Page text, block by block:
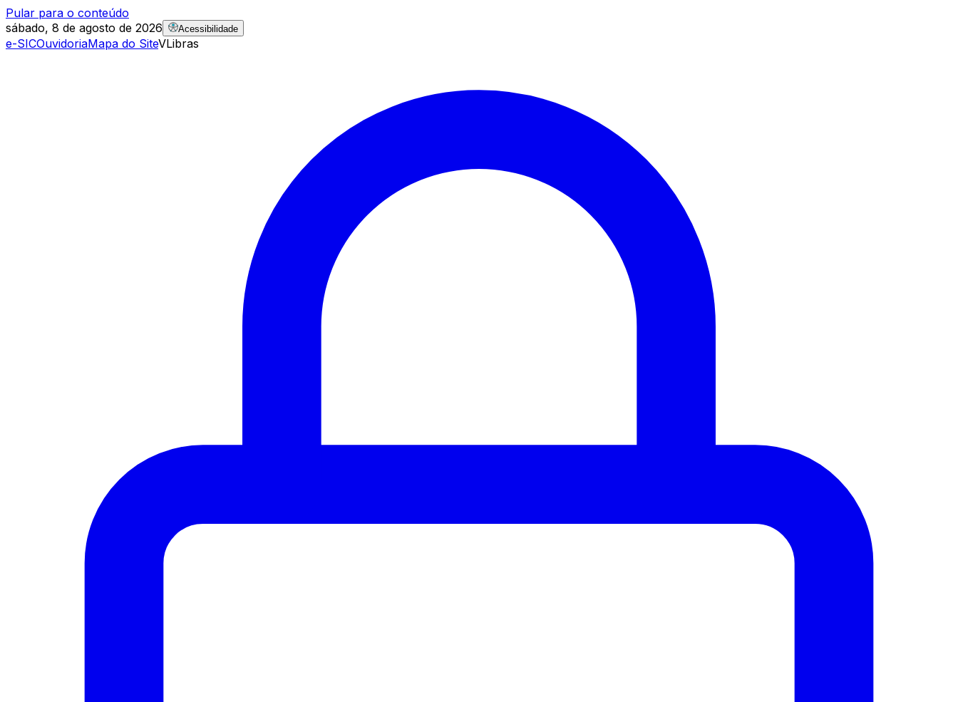
Pular para o conteúdo
sábado, 8 de agosto de 2026
Acessibilidade
e-SICOuvidoriaMapa do SiteVLibras